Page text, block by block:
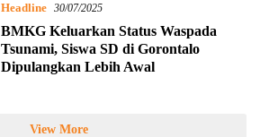
Headline 30/07/2025
BMKG Keluarkan Status Waspada
Tsunami, Siswa SD di Gorontalo
Dipulangkan Lebih Awal
View More